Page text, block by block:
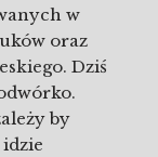
w
oraz
. Dziś
by